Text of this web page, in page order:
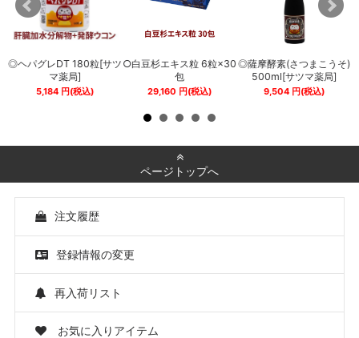
◎ヘパグレDT 180粒[サツ
マ薬局]
5,184円(税込)
○白豆杉エキス粒 6粒×30
包
29,160 円(税込)
◎薩摩酵素(さつまこうそ)
500ml[サツマ薬局]
9,504 円(税込)
ページトップへ
注文履歴
登録情報の変更
再入荷リスト
お気に入りアイテム